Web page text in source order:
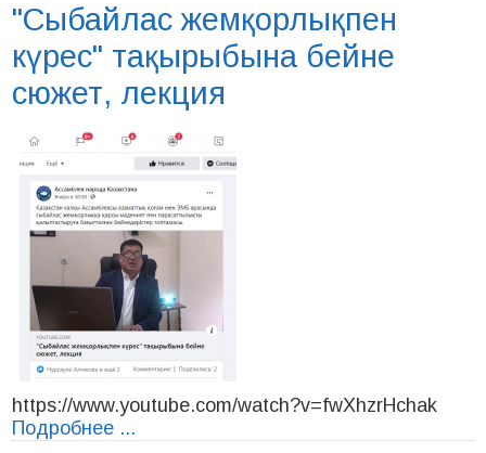
"Сыбайлас жемқорлықпен
күрес" тақырыбына бейне
сюжет, лекция
https://www.youtube.com/watch?v=fwXhzrHchak
Подробнее ...